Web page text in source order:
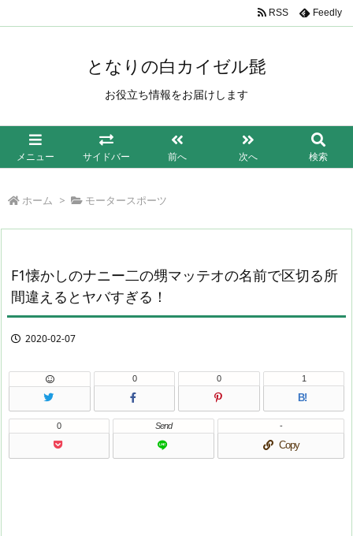
となりの白カイゼル髭
お役立ち情報をお届けします
メニュー サイドバー 前へ 次へ 検索
RSS Feedly
ホーム > モータースポーツ
F1懐かしのナニー二の甥マッテオの名前で区切る所
間違えるとヤバすぎる！
2020-02-07
0 0
B!
1
0 Send
Copy
-